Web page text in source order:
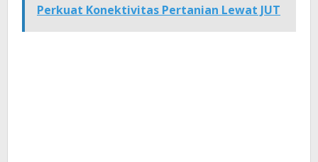
Perkuat Konektivitas Pertanian Lewat JUT